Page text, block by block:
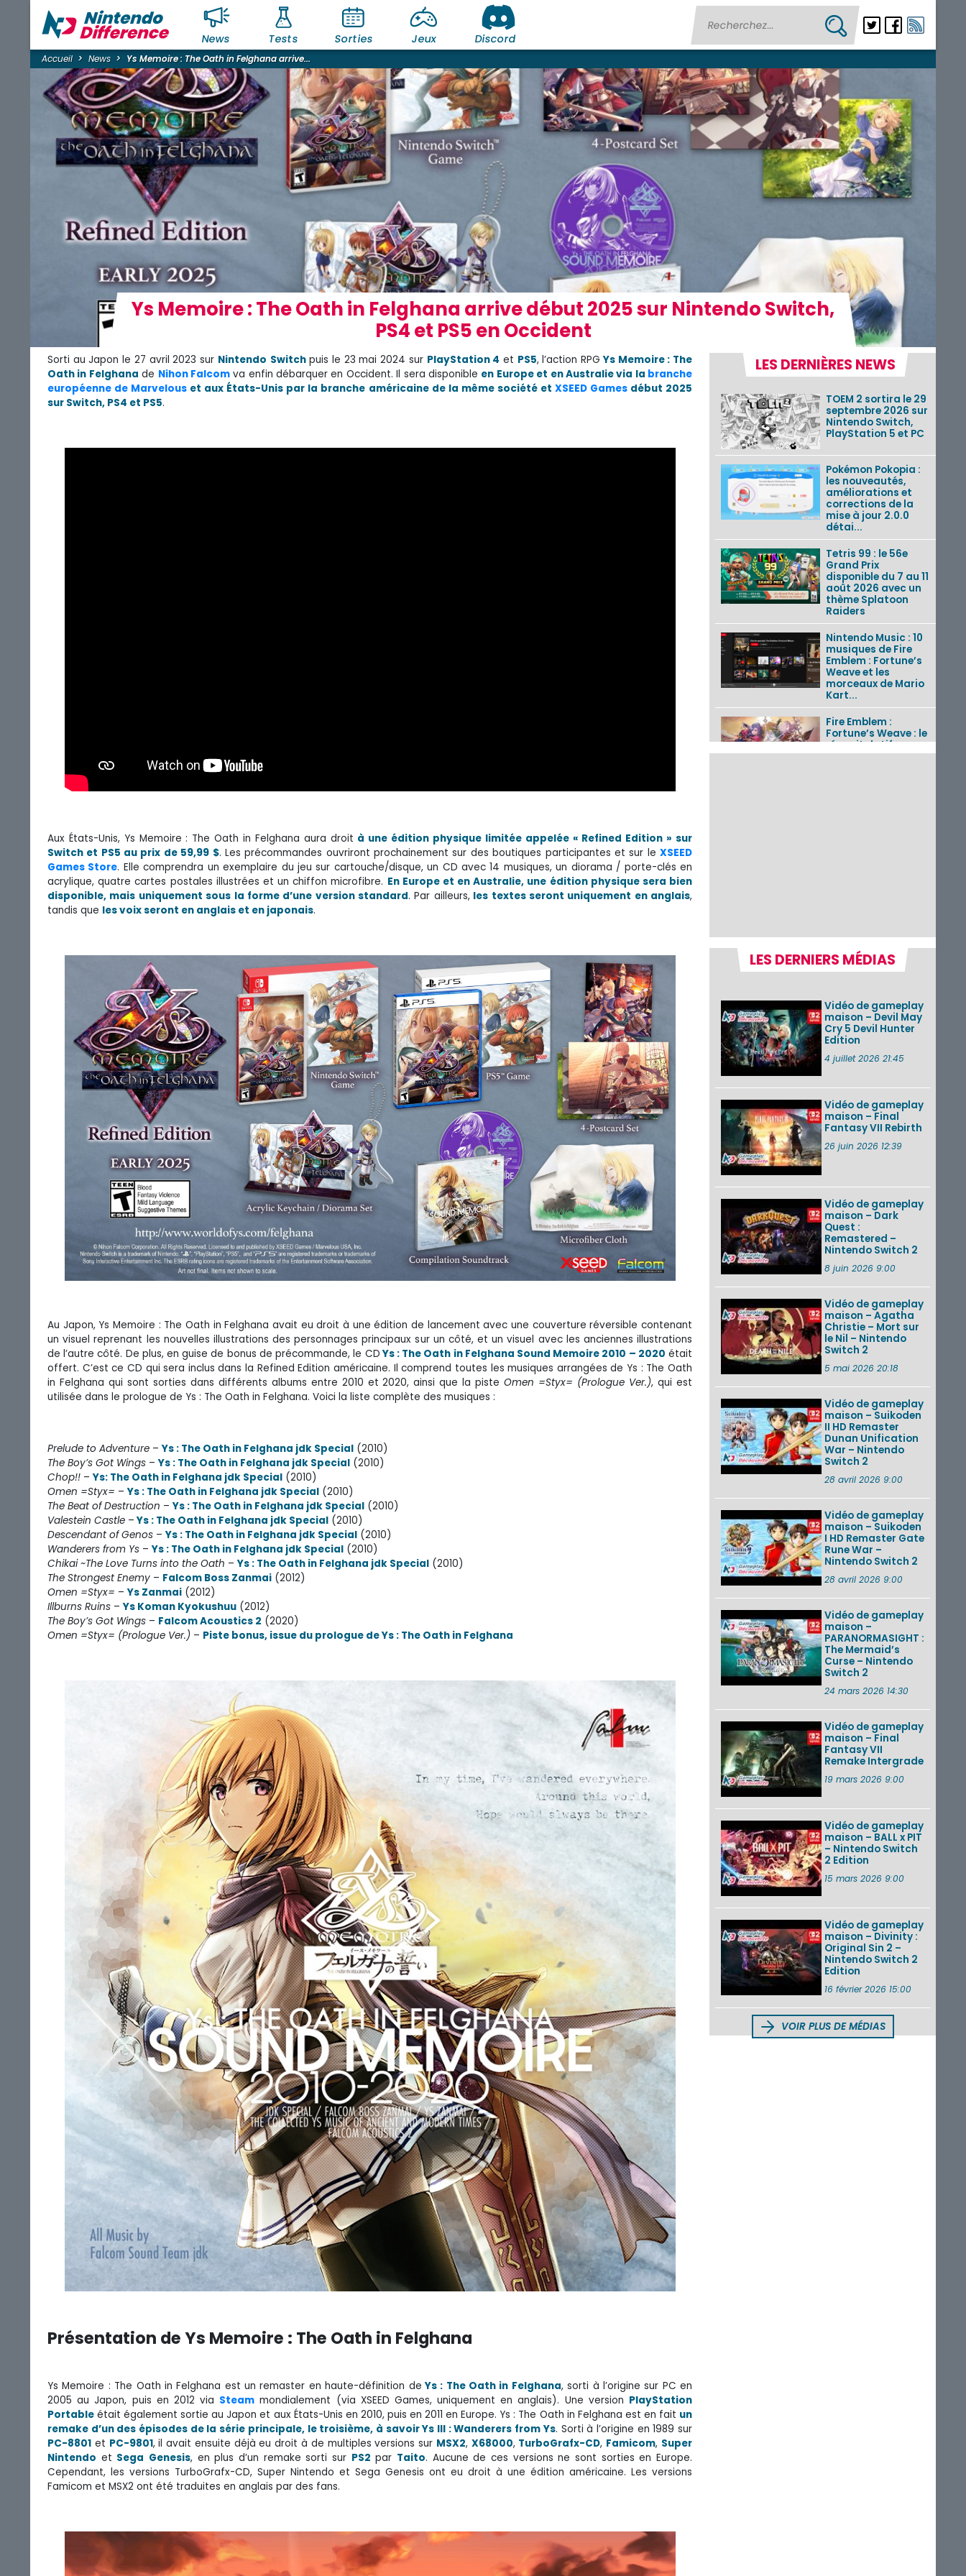
News Tests Sorties Jeux Discord
Accueil News Ys Memoire : The Oath in Felghana arrive...
Ys Memoire : The Oath in Felghana arrive début 2025 sur Nintendo Switch,
PS4 et PS5 en Occident
Sorti au Japon le 27 avril 2023 sur Nintendo Switchpuis le 23 mai 2024 sur PlayStation 4 et PS5, l’action RPG Ys Memoire : The
Oath in Felghana de Nihon Falcomva enfin débarquer en Occident. Il sera disponible en Europe et en Australie via la branche
européenne de Marvelous et aux États-Unis par la branche américaine de la même société et XSEED Gamesdébut 2025
sur Switch, PS4 et PS5.
Aux États-Unis, Ys Memoire : The Oath in Felghana aura droit à une édition physique limitée appelée « Refined Edition » sur
Switch et PS5 au prix de 59,99 $. Les précommandes ouvriront prochainement sur des boutiques participantes et sur leXSEED
Games Store. Elle comprendra un exemplaire du jeu sur cartouche/disque, un CD avec 14 musiques, un diorama / porte-clés en
acrylique, quatre cartes postales illustrées et un chiffon microfibre. En Europe et en Australie, une édition physique sera bien
disponible, mais uniquement sous la forme d’une version standard. Par ailleurs,les textes seront uniquement en anglais,
tandis que les voix seront en anglais et en japonais.
Au Japon, Ys Memoire : The Oath in Felghana avait eu droit à une édition de lancement avec une couverture réversible contenant
un visuel reprenant les nouvelles illustrations des personnages principaux sur un côté, et un visuel avec les anciennes illustrations
de l’autre côté. De plus, en guise de bonus de précommande, le CD Ys : The Oath in Felghana Sound Memoire 2010 – 2020 était
offert. C’est ce CD qui sera inclus dans la Refined Edition américaine. Il comprend toutes les musiques arrangées de Ys : The Oath
in Felghana qui sont sorties dans différents albums entre 2010 et 2020, ainsi que la pisteOmen =Styx= (Prologue Ver.), qui est
utilisée dans le prologue de Ys : The Oath in Felghana. Voici la liste complète des musiques :
Prelude to Adventure – Ys : The Oath in Felghana jdk Special (2010)
The Boy’s Got Wings – Ys : The Oath in Felghana jdk Special (2010)
Chop!! – Ys: The Oath in Felghana jdk Special (2010)
Omen =Styx= – Ys : The Oath in Felghana jdk Special (2010)
The Beat of Destruction – Ys : The Oath in Felghana jdk Special (2010)
Valestein Castle – Ys : The Oath in Felghana jdk Special (2010)
Descendant of Genos – Ys : The Oath in Felghana jdk Special (2010)
Wanderers from Ys – Ys : The Oath in Felghana jdk Special (2010)
Chikai ~The Love Turns into the Oath – Ys : The Oath in Felghana jdk Special (2010)
The Strongest Enemy – Falcom Boss Zanmai (2012)
Omen =Styx= – Ys Zanmai (2012)
Illburns Ruins – Ys Koman Kyokushuu (2012)
The Boy’s Got Wings – Falcom Acoustics 2 (2020)
Omen =Styx= (Prologue Ver.) – Piste bonus, issue du prologue de Ys : The Oath in Felghana
Présentation de Ys Memoire : The Oath in Felghana
Ys Memoire : The Oath in Felghana est un remaster en haute-définition de Ys : The Oath in Felghana, sorti à l’origine sur PC en
2005 au Japon, puis en 2012 via Steam mondialement (via XSEED Games, uniquement en anglais). Une version PlayStation
Portable était également sortie au Japon et aux États-Unis en 2010, puis en 2011 en Europe. Ys : The Oath in Felghana est en fait un
remake d’un des épisodes de la série principale, le troisième, à savoir Ys III : Wanderers from Ys. Sorti à l’origine en 1989 sur
PC-8801 et PC-9801, il avait ensuite déjà eu droit à de multiples versions sur MSX2, X68000, TurboGrafx-CD, Famicom, Super
Nintendo et Sega Genesis, en plus d’un remake sorti sur PS2 par Taito. Aucune de ces versions ne sont sorties en Europe.
Cependant, les versions TurboGrafx-CD, Super Nintendo et Sega Genesis ont eu droit à une édition américaine. Les versions
Famicom et MSX2 ont été traduites en anglais par des fans.
LES DERNIÈRES NEWS
TOEM 2 sortira le 29
septembre 2026 sur
Nintendo Switch,
PlayStation 5 et PC
Pokémon Pokopia :
les nouveautés,
améliorations et
corrections de la
mise à jour 2.0.0
détai...
Tetris 99 : le 56e
Grand Prix
disponible du 7 au 11
août 2026 avec un
thème Splatoon
Raiders
Nintendo Music : 10
musiques de Fire
Emblem : Fortune’s
Weave et les
morceaux de Mario
Kart...
Fire Emblem :
Fortune’s Weave : le
récapitulatif
complet du Direct,
Les sorties eShop de
la semaine 31 de
2026 (Xenoblade
Edit...
Une édition
physique japonaise
de Stray Children
sur Nintendo Switch
décembre ...
Nintendo Music :
des musiques de
cinq jeux Virtual Boy
et de nouveaux
VOIR PLUS DE NEWS
LES DERNIERS MÉDIAS
Vidéo de gameplay
maison – Devil May
Cry 5 Devil Hunter
Edition
4 juillet 2026 21:45
Vidéo de gameplay
maison – Final
Fantasy VII Rebirth
26 juin 2026 12:39
Vidéo de gameplay
maison – Dark
Quest :
Remastered –
Nintendo Switch 2
8 juin 2026 9:00
Vidéo de gameplay
maison – Agatha
Christie – Mort sur
le Nil – Nintendo
Switch 2
5 mai 2026 20:18
Vidéo de gameplay
maison – Suikoden
II HD Remaster
Dunan Unification
War – Nintendo
Switch 2
28 avril 2026 9:00
Vidéo de gameplay
maison – Suikoden
I HD Remaster Gate
Rune War –
Nintendo Switch 2
28 avril 2026 9:00
Vidéo de gameplay
maison –
PARANORMASIGHT :
The Mermaid’s
Curse – Nintendo
Switch 2
24 mars 2026 14:30
Vidéo de gameplay
maison – Final
Fantasy VII
Remake Intergrade
19 mars 2026 9:00
Vidéo de gameplay
maison – BALL x PIT
– Nintendo Switch
2 Edition
15 mars 2026 9:00
Vidéo de gameplay
maison – Divinity :
Original Sin 2 –
Nintendo Switch 2
Edition
16 février 2026 15:00
VOIR PLUS DE MÉDIAS